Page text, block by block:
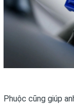
Phuộc cũng giúp